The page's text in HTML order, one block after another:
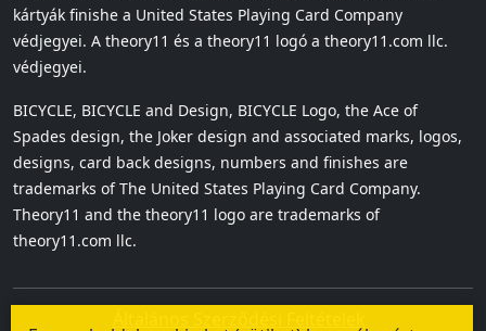
kártyák finishe a United States Playing Card Company
védjegyei. A theory11 és a theory11 logó a theory11.com llc.
védjegyei.
BICYCLE, BICYCLE and Design, BICYCLE Logo, the Ace of
Spades design, the Joker design and associated marks, logos,
designs, card back designs, numbers and finishes are
trademarks of The United States Playing Card Company.
Theory11 and the theory11 logo are trademarks of
theory11.com llc.